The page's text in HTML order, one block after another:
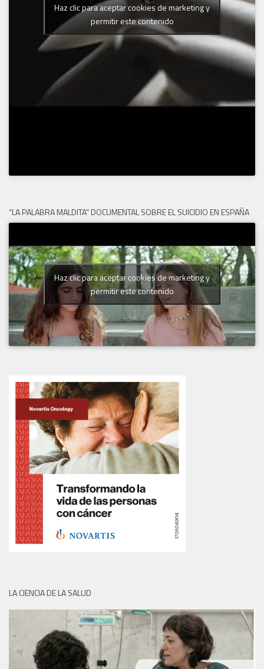
Haz clic para aceptar cookies de marketing y
permitir este contenido
“LA PALABRA MALDITA” DOCUMENTAL SOBRE EL SUICIDIO EN ESPAÑA
Haz clic para aceptar cookies de marketing y
permitir este contenido
LA CIENCIA DE LA SALUD